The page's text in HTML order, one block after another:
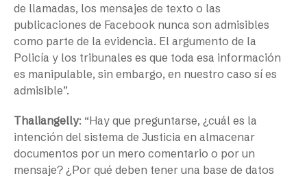
de llamadas, los mensajes de texto o las
publicaciones de Facebook nunca son admisibles
como parte de la evidencia. El argumento de la
Policía y los tribunales es que toda esa información
es manipulable, sin embargo, en nuestro caso sí es
admisible”.
Thaliangelly: “Hay que preguntarse, ¿cuál es la
intención del sistema de Justicia en almacenar
documentos por un mero comentario o por un
mensaje? ¿Por qué deben tener una base de datos